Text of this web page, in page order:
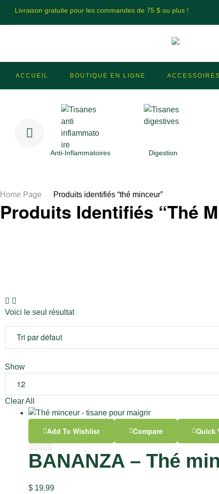
Livraison gratuite pour les commandes de 75 $ ou plus !
ACCUEIL BOUTIQUE EN LIGNE
Anti-Inflammatoires Digestion
Produits Identifiés “thé
Home Page Produits identifiés “thé minceur”
Voici le seul résultat
Show
Clear All
Add To Wishlist Compare Quick
BANANZA – Thé
$ 19.99